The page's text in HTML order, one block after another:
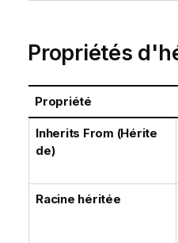
Propriétés
Propriété
Inherits From (Hérite
de)
Racine héritée